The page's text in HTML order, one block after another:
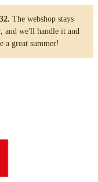
The webshop stays
and we'll handle it and
a great summer!